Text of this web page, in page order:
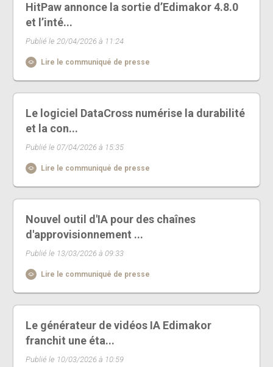
HitPaw annonce la sortie d’Edimakor 4.8.0
et l’inté...
Publié le 20/04/2026 à 11:24
Lire le communiqué de presse
Le logiciel DataCross numérise la durabilité
et la con...
Publié le 07/04/2026 à 15:35
Lire le communiqué de presse
Nouvel outil d'IA pour des chaînes
d'approvisionnement ...
Publié le 13/03/2026 à 09:33
Lire le communiqué de presse
Le générateur de vidéos IA Edimakor
franchit une éta...
Publié le 10/03/2026 à 10:59